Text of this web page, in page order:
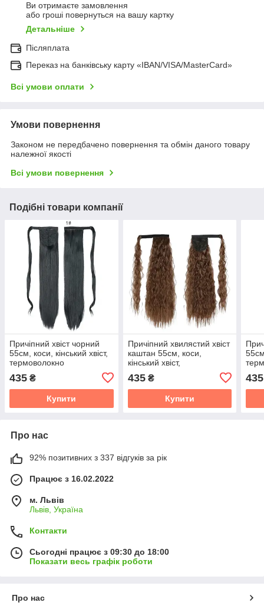
Ви отримаєте замовлення
або гроші повернуться на вашу картку
Детальніше
Післяплата
Переказ на банківську карту «IBAN/VISA/MasterCard»
Всі умови оплати
Умови повернення
Законом не передбачено повернення та обмін даного товару
належної якості
Всі умови повернення
Подібні товари компанії
Причіпний хвіст чорний
55см, коси, кінський хвіст,
термоволокно
435 ₴
Купити
Причіпний хвилястий хвіст
каштан 55см, коси,
кінський хвіст,
435₴
Купити
435
Про нас
92% позитивних з 337 відгуків за рік
Працює з 16.02.2022
м. Львів
Львів, Україна
Контакти
Сьогодні працює з 09:30 до 18:00
Показати весь графік роботи
Про нас